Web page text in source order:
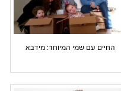
החיים עם שמי המיוחד: מידבא